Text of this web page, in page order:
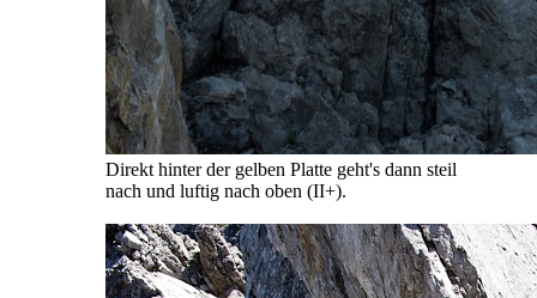
Direkt hinter der gelben Platte geht's dann steil
nach und luftig nach oben (II+).